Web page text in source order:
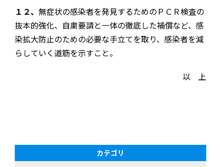
１２、 無症状の感染者を発見するためのＰＣＲ検査の
抜本的強化、自粛要請と一体の徹底した補償など、感
染拡大防止のための必要な手立てを取り、感染者を減
らしていく道筋を示すこと。
以 上
カテゴリ